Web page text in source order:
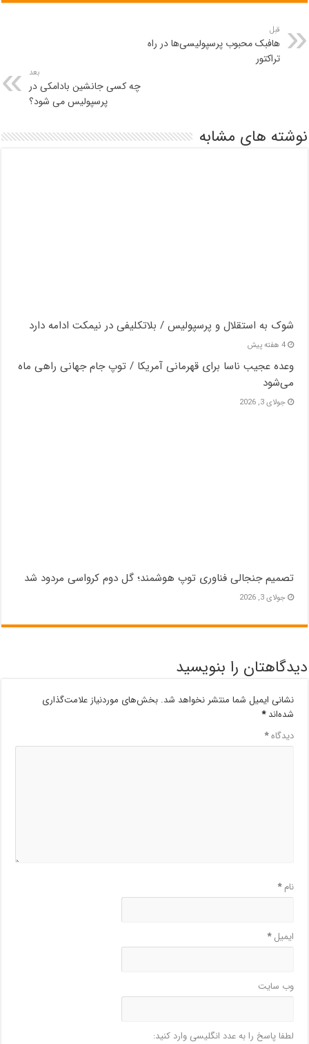
قبل
هافبک محبوب پرسپولیسی‌ها در راه
تراکتور
بعد
چه کسی جانشین بادامکی در
پرسپولیس می شود؟
نوشته های مشابه
شوک به استقلال و پرسپولیس / بلاتکلیفی در نیمکت ادامه دارد
4 هفته پیش
وعده عجیب ناسا برای قهرمانی آمریکا / توپ جام جهانی راهی ماه
می‌شود
جولای 3, 2026
تصمیم جنجالی فناوری توپ هوشمند؛ گل دوم کرواسی مردود شد
جولای 3, 2026
دیدگاهتان را بنویسید
نشانی ایمیل شما منتشر نخواهد شد. بخش‌های موردنیاز علامت‌گذاری
شده‌اند*
دیدگاه*
نام*
ایمیل*
وب‌ سایت
لطفا پاسخ را به عدد انگلیسی وارد کنید: